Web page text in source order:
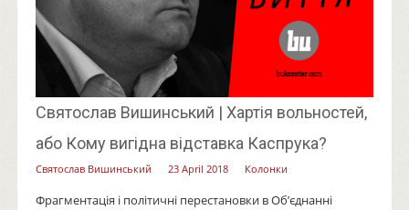
Святослав Вишинський | Хартія вольностей,
або Кому вигідна відставка Каспрука?
Святослав Вишинський 23 April 2018 Колонки
Фрагментація і політичні перестановки в Об’єднанні